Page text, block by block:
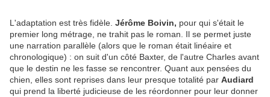
L'adaptation est très fidèle. Jérôme Boivin, pour qui s'était le
premier long métrage, ne trahit pas le roman. Il se permet juste
une narration parallèle (alors que le roman était linéaire et
chronologique) : on suit d'un côté Baxter, de l'autre Charles avant
que le destin ne les fasse se rencontrer. Quant aux pensées du
chien, elles sont reprises dans leur presque totalité par Audiard
qui prend la liberté judicieuse de les réordonner pour leur donner